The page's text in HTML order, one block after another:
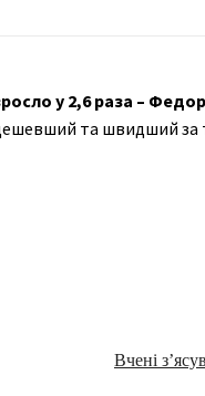
у 2,6 раза –
та швидший
Вчені